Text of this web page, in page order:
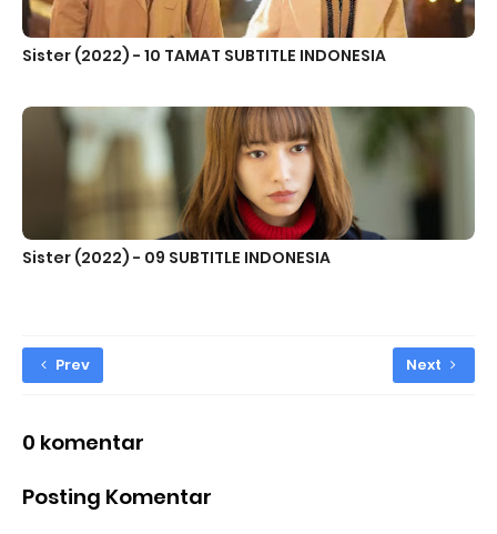
Sister (2022) - 10 TAMAT SUBTITLE INDONESIA
Sister (2022) - 09 SUBTITLE INDONESIA
Prev Next
0 komentar
Posting Komentar